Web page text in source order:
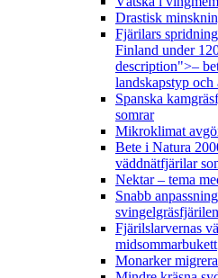
Drastisk
Fjärilars
Finland under
description">–
landskapstyp och
Spanska
somrar
Mikroklimat
Bete i Natura
väddnätfjärilar
Nektar – tema
Snabb
Fjärilslarvernas
midsommarbukett
Monarker